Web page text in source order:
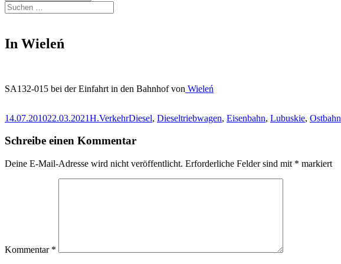
Suchen
nach:
In Wieleń
SA132-015 bei der Einfahrt in den Bahnhof von Wieleń
Veröffentlicht
14.07.201022.03.2021Autor
H.Kategorien
VerkehrSchlagwörter
Diesel, Dieseltriebwagen, Eisenbahn, Lubuskie, Ostbahn
Schreibe einen Kommentar
Deine E-Mail-Adresse wird nicht veröffentlicht. Erforderliche Felder sind mit * markiert
Kommentar *